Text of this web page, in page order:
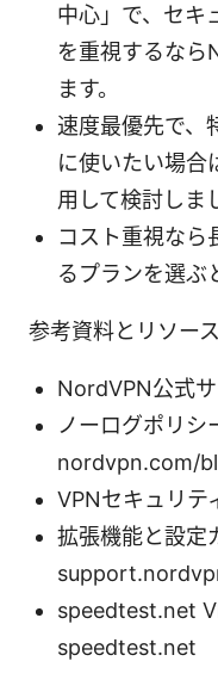
中心」で、セキ
を重視するなら
ます。
速度最優先で、
に使いたい場合
用して検討しま
コスト重視なら
るプランを選ぶ
参考資料とリソース
NordVPN公式
ノーログポリシ
nordvpn.com/
VPNセキュリ
拡張機能と設定
speedtest.net
speedtest.net